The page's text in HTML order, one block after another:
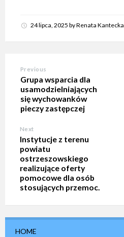
24 lipca, 2025 byRenata Kantecka
Previous
Grupa wsparcia dla
usamodzielniających
się wychowanków
pieczy zastępczej
Next
Instytucje z terenu
powiatu
ostrzeszowskiego
realizujące oferty
pomocowe dla osób
stosujących przemoc.
HOME